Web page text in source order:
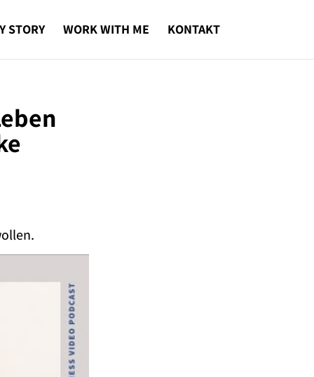
STORY WORK WITH ME KONTAKT